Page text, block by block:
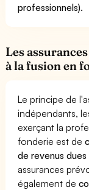
professionnels).
Les
à la fusion en
Le principe de
indépendants,
exerçant la
fonderie est de
de revenus
assurances
également de